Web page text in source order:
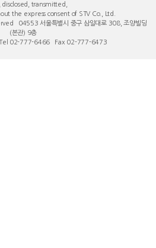
disclosed, transmitted,
the express consent of STV Co., Ltd.
04553 서울특별시 중구 ​삼일대로 308, 조양빌딩
(본관) 9층
02-777-6466 Fax 02-777-6473